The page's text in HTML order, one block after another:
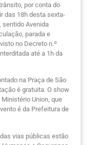
por conta do
das 18h desta sexta-
sentido Avenida
parada e
no Decreto n.º
até a 1h da
na Praça de São
é gratuita. O show
Union, que
é da Prefeitura de
vias públicas estão